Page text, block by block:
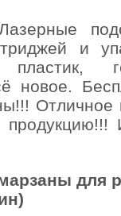
и
новое.
Отличное
для